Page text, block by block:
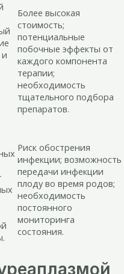
Более высокая
стоимость;
потенциальные
побочные эффекты от
каждого компонента
терапии;
необходимость
тщательного подбора
препаратов.
Риск обострения
инфекции; возможность
передачи инфекции
плоду во время родов;
необходимость
постоянного
мониторинга
состояния.